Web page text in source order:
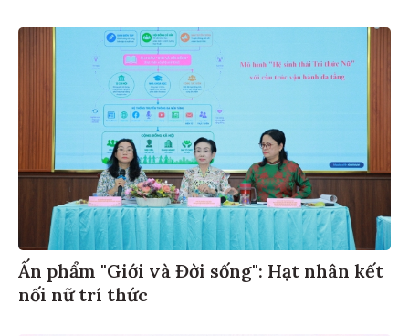
Ấn phẩm "Giới và Đời sống": Hạt nhân kết
nối nữ trí thức